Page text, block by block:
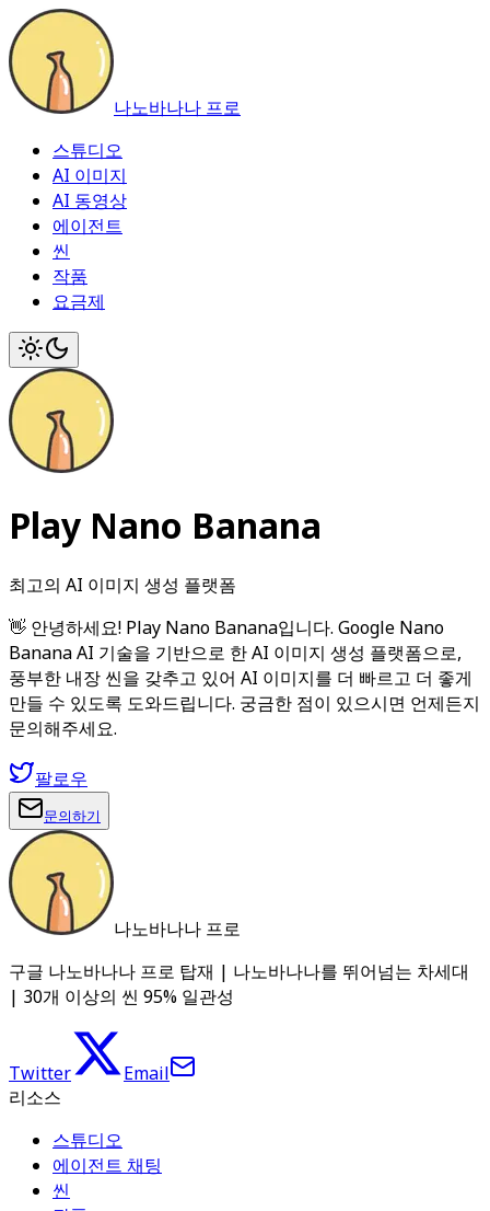
나노바나나 프로
스튜디오
AI 이미지
AI 동영상
에이전트
씬
작품
요금제
Play Nano Banana
최고의 AI 이미지 생성 플랫폼
👋 안녕하세요! Play Nano Banana입니다. Google Nano
Banana AI 기술을 기반으로 한 AI 이미지 생성 플랫폼으로,
풍부한 내장 씬을 갖추고 있어 AI 이미지를 더 빠르고 더 좋게
만들 수 있도록 도와드립니다. 궁금한 점이 있으시면 언제든지
문의해주세요.
팔로우
문의하기
나노바나나 프로
구글 나노바나나 프로 탑재 | 나노바나나를 뛰어넘는 차세대
| 30개 이상의 씬 95% 일관성
Twitter
Email
리소스
스튜디오
에이전트 채팅
씬